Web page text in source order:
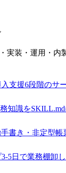
実装・運用・内
支援6段階のサ
知識を
手書き・非定型帳
3-5日で業務棚卸